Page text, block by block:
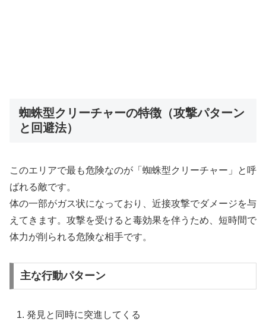
蜘蛛型クリーチャーの特徴（攻撃パターン
と回避法）
このエリアで最も危険なのが「蜘蛛型クリーチャー」と呼
ばれる敵です。
体の一部がガス状になっており、近接攻撃でダメージを与
えてきます。攻撃を受けると毒効果を伴うため、短時間で
体力が削られる危険な相手です。
主な行動パターン
発見と同時に突進してくる